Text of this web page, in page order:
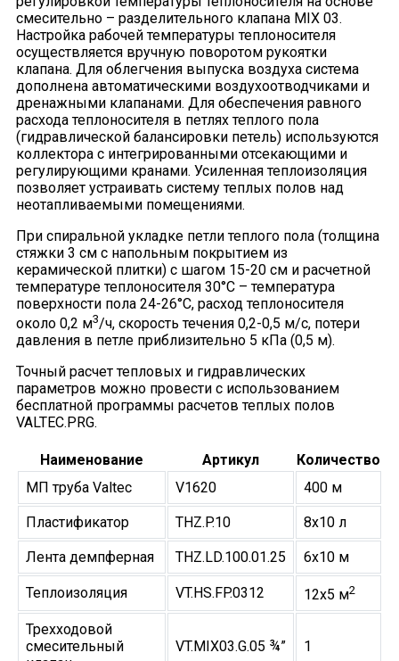
смесительно – разделительного клапана MIX 03.
Настройка рабочей температуры теплоносителя
осуществляется вручную поворотом рукоятки
клапана. Для облегчения выпуска воздуха система
дополнена автоматическими воздухоотводчиками и
дренажными клапанами. Для обеспечения равного
расхода теплоносителя в петлях теплого пола
(гидравлической балансировки петель) используются
коллектора с интегрированными отсекающими и
регулирующими кранами. Усиленная теплоизоляция
позволяет устраивать систему теплых полов над
неотапливаемыми помещениями.
При спиральной укладке петли теплого пола (толщина
стяжки 3 см с напольным покрытием из
керамической плитки) с шагом 15-20 см и расчетной
температуре теплоносителя 30°С – температура
поверхности пола 24-26°С, расход теплоносителя
около 0,2 м3/ч, скорость течения 0,2-0,5 м/с, потери
давления в петле приблизительно 5 кПа (0,5 м).
Точный расчет тепловых и гидравлических
параметров можно провести с использованием
бесплатной программы расчетов теплых полов
VALTEC.PRG.
Наименование Артикул
Количество
МП труба Valtec
V1620 400 м
Пластификатор THZ.P.10 8х10 л
Лента демпферная THZ.LD.100.01.25 6х10 м
Теплоизоляция VT.HS.FP.0312 12х5 м2
Трехходовой
смесительный
VT.MIX03.G.05 ¾” 1